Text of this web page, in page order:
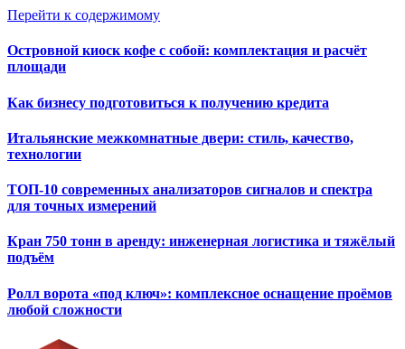
Перейти к содержимому
Островной киоск кофе с собой: комплектация и расчёт
площади
Как бизнесу подготовиться к получению кредита
Итальянские межкомнатные двери: стиль, качество,
технологии
ТОП-10 современных анализаторов сигналов и спектра
для точных измерений
Кран 750 тонн в аренду: инженерная логистика и тяжёлый
подъём
Ролл ворота «под ключ»: комплексное оснащение проёмов
любой сложности